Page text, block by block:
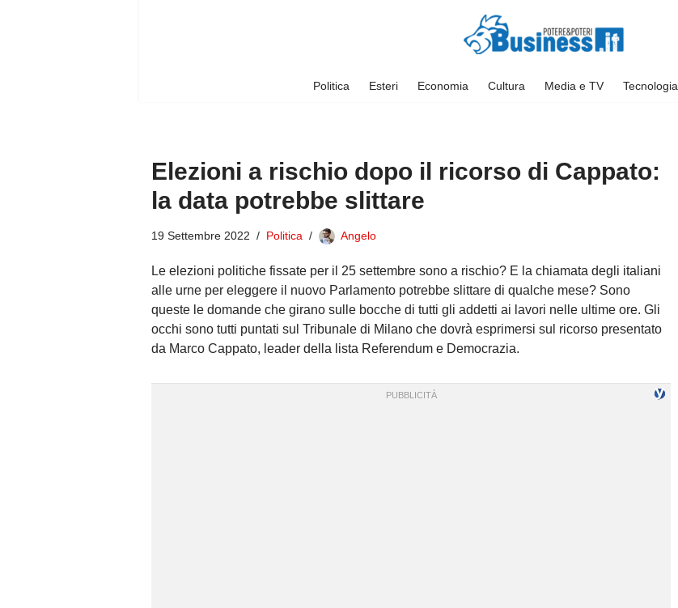
Politica Esteri Economia Cultura Media e TV Tecnologia
Elezioni a rischio dopo il ricorso di Cappato:
la data potrebbe slittare
19 Settembre 2022 Politica Angelo
Le elezioni politiche fissate per il 25 settembre sono a rischio? E la chiamata degli italiani
alle urne per eleggere il nuovo Parlamento potrebbe slittare di qualche mese? Sono
queste le domande che girano sulle bocche di tutti gli addetti ai lavori nelle ultime ore. Gli
occhi sono tutti puntati sul Tribunale di Milano che dovrà esprimersi sul ricorso presentato
da Marco Cappato, leader della lista Referendum e Democrazia.